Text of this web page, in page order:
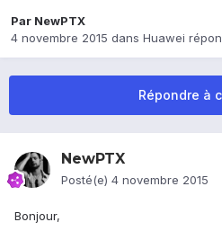
Par NewPTX
4 novembre 2015 dans Huawei
Répondre à
NewPTX
Posté(e) 4 novembre 2015
Bonjour,